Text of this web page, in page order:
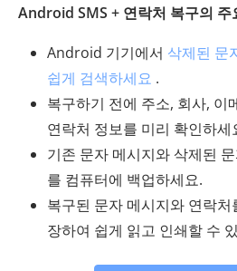
Android SMS + 연락처 복구의 주
Android 기기에서 삭제된 문
쉽게 검색하세요 .
복구하기 전에 주소, 회사, 이
연락처 정보를 미리 확인하세
기존 문자 메시지와 삭제된
를 컴퓨터에 백업하세요.
복구된 문자 메시지와 연락처
장하여 쉽게 읽고 인쇄할 수